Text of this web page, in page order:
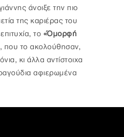
άνοιξε την πιο
της καριέρας του
το «Όμορφή
, που το ακολούθησαν,
κι άλλα αντίστοιχα
αφιερωμένα